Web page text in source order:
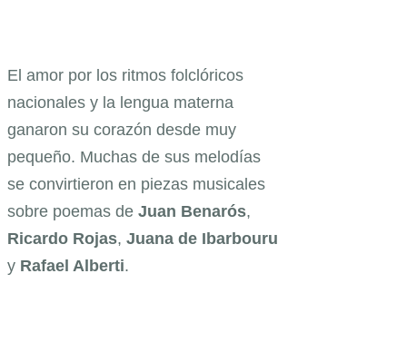
El amor por los ritmos folclóricos
nacionales y la lengua materna
ganaron su corazón desde muy
pequeño. Muchas de sus melodías
se convirtieron en piezas musicales
sobre poemas de Juan Benarós,
Ricardo Rojas, Juana de Ibarbouru
y Rafael Alberti.